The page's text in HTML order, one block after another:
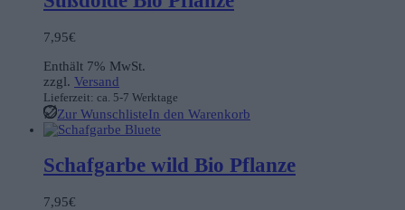
7,95€
Enthält 7% MwSt.
zzgl. Versand
Lieferzeit: ca. 5-7 Werktage
Zur WunschlisteIn den Warenkorb
Schafgarbe wild Bio Pflanze
7,95€